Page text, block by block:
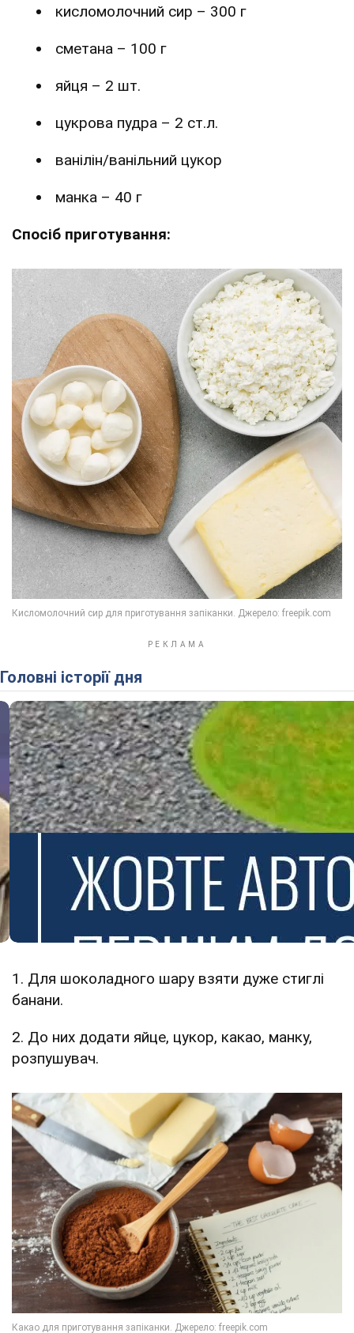
кисломолочний сир – 300 г
сметана – 100 г
яйця – 2 шт.
цукрова пудра – 2 ст.л.
ванілін/ванільний цукор
манка – 40 г
Спосіб приготування:
Головні історії дня
1. Для шоколадного шару взяти дуже стиглі
банани.
2. До них додати яйце, цукор, какао, манку,
розпушувач.